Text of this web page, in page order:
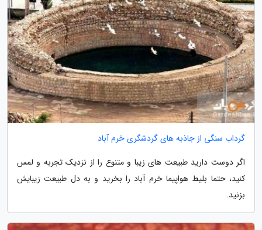
گرداب سنگی از جاذبه های گردشگری خرم آباد
اگر دوست دارید طبیعت های زیبا و متنوع را از نزدیک تجربه و لمس
کنید، حتما بلیط هواپیما خرم آباد را بخرید و به دل طبیعت زیبایش
بزنید.